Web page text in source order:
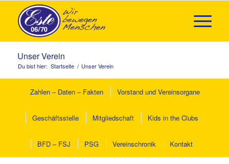
Unser Verein
Du bist hier: Startseite / Unser Verein
Zahlen – Daten – Fakten Vorstand und Vereinsorgane
Geschäftsstelle Mitgliedschaft Kids in the Clubs
BFD – FSJ PSG Vereinschronik Kontakt